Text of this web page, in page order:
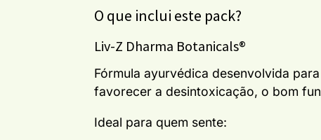
O que inclui este pack?
Liv-Z Dharma Botanicals®
Fórmula ayurvédica desenvolvida
favorecer a desintoxicação, o bom
Ideal para quem sente: